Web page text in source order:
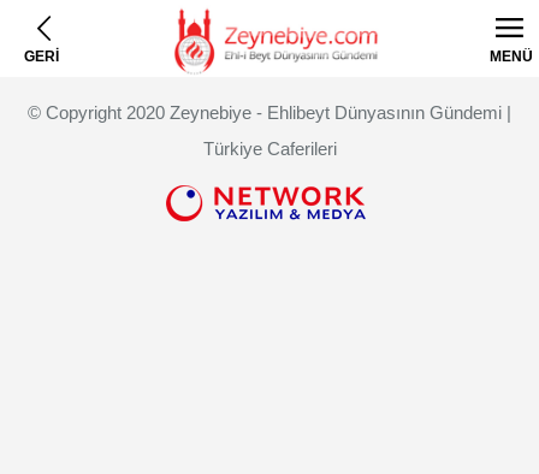
GERİ MENÜ
© Copyright 2020 Zeynebiye - Ehlibeyt Dünyasının Gündemi |
Türkiye Caferileri